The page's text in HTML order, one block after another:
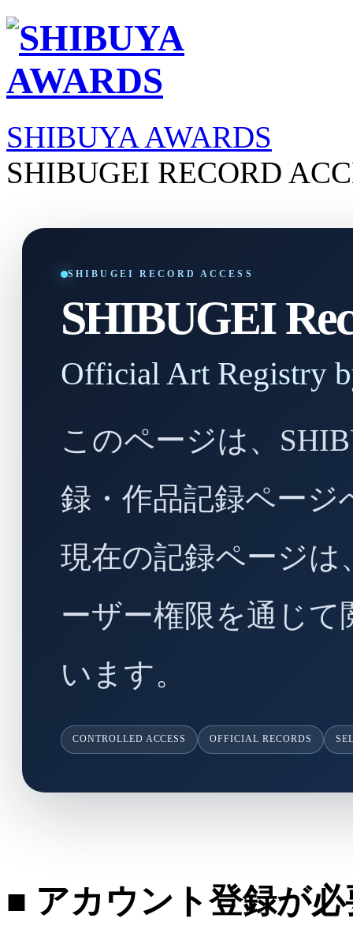
SHIBUYA AWARDS
SHIBUGEI RECORD
SHIBUGEI RECORD ACCESS
SHIBUGEI
Official Art Registry
このページは、
録・作品記録ペー
現在の記録ページは
ーザー権限を通じ
います。
CONTROLLED ACCESS OFFICIAL RECORDS
■ アカウント登録が